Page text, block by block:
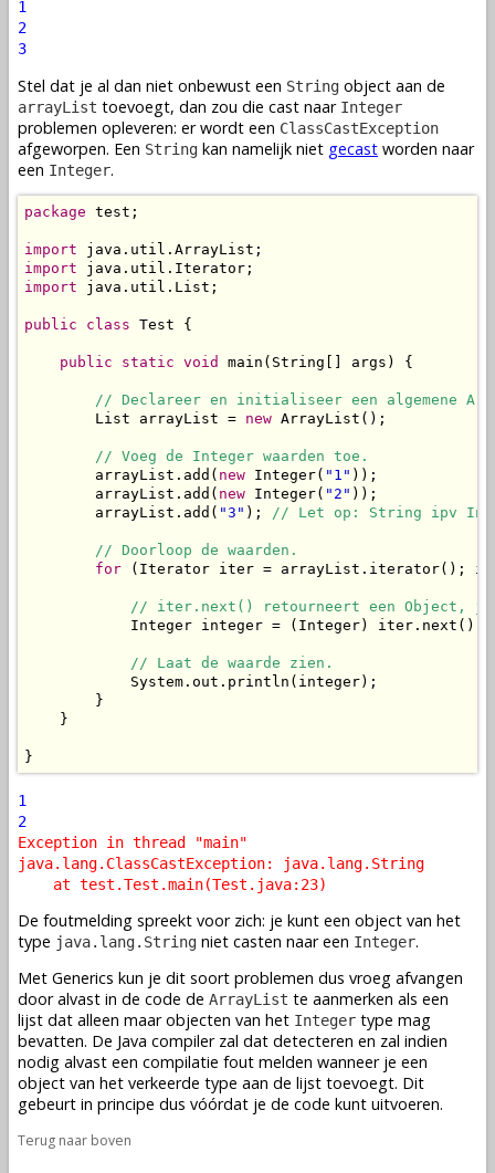
1
2
3
Stel dat je al dan niet onbewust een String object aan de
arrayList toevoegt, dan zou die cast naar Integer
problemen opleveren: er wordt een ClassCastException
afgeworpen. Een String kan namelijk niet gecast worden naar
een Integer.
package test;
import
import
import java.util.List;
public class Test {
public static void main(String[] args) {
// Declareer en initialiseer een algemene
        List arrayList =
new ArrayList();
// Voeg de Integer waarden toe.
        arrayList.add(
new Integer( "1" ));
        arrayList.add(
new Integer( "2" ));
        arrayList.add(
"3" ); // Let op: String ipv
// Doorloop de waarden.
for (Iterator iter = arrayList.iterator();
// iter.next() retourneert een Object, je
            Integer integer = (Integer) iter.next();
// Laat de waarde zien.
            System.out.println(integer);
        }
    }
}
1
2
Exception in thread "main"
java.lang.ClassCastException: java.lang.String
at test.Test.main(Test.java:23)
De foutmelding spreekt voor zich: je kunt een object van het
type java.lang.String niet casten naar een Integer.
Met Generics kun je dit soort problemen dus vroeg afvangen
door alvast in de code de ArrayList te aanmerken als een
lijst dat alleen maar objecten van het Integer type mag
bevatten. De Java compiler zal dat detecteren en zal indien
nodig alvast een compilatie fout melden wanneer je een
object van het verkeerde type aan de lijst toevoegt. Dit
gebeurt in principe dus vóórdat je de code kunt uitvoeren.
Terug naar boven